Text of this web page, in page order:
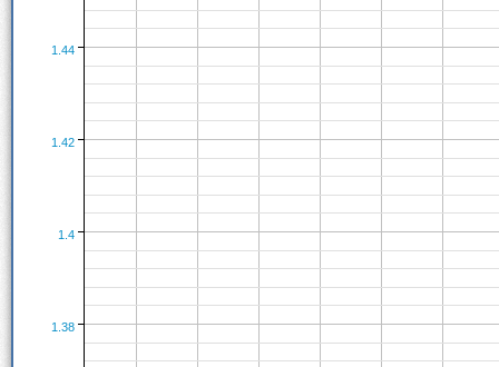
1.4
1.38
1.42
1.44